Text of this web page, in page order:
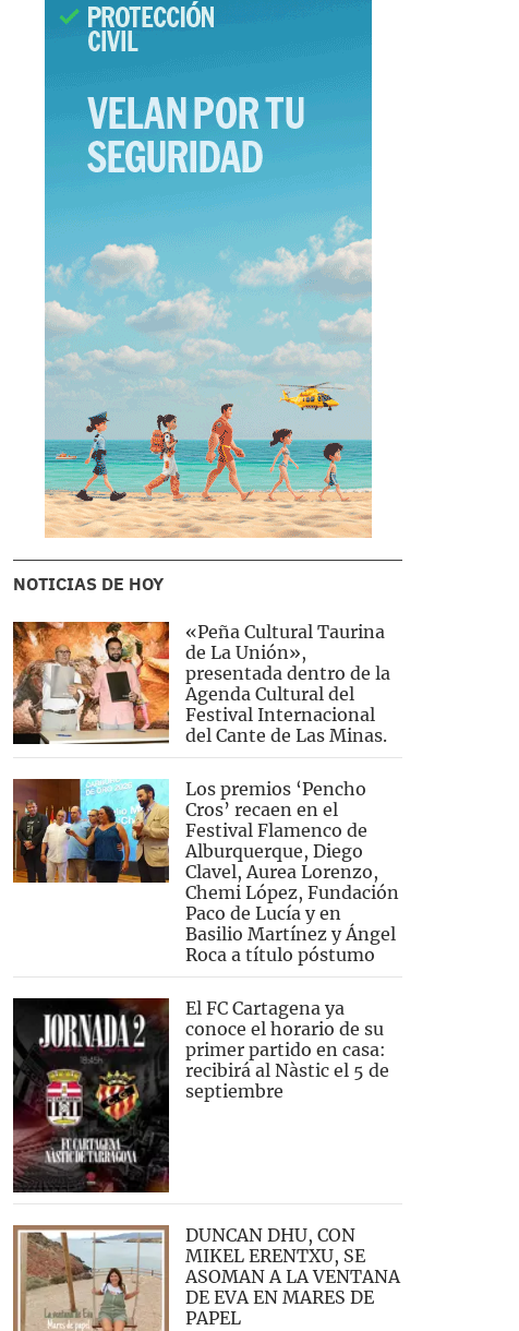
NOTICIAS DE HOY
«Peña Cultural Taurina
de La Unión»,
presentada dentro de la
Agenda Cultural del
Festival Internacional
del Cante de Las Minas.
Los premios ‘Pencho
Cros’ recaen en el
Festival Flamenco de
Alburquerque, Diego
Clavel, Aurea Lorenzo,
Chemi López, Fundación
Paco de Lucía y en
Basilio Martínez y Ángel
Roca a título póstumo
El FC Cartagena ya
conoce el horario de su
primer partido en casa:
recibirá al Nàstic el 5 de
septiembre
DUNCAN DHU, CON
MIKEL ERENTXU, SE
ASOMAN A LA VENTANA
DE EVA EN MARES DE
PAPEL